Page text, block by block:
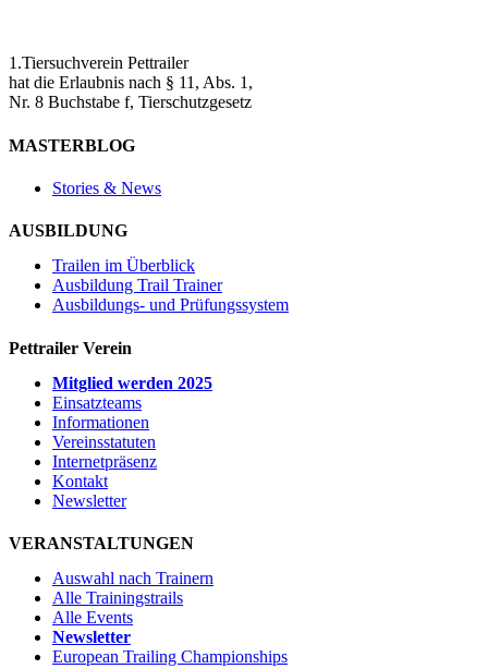
1.Tiersuchverein Pettrailer
hat die Erlaubnis nach § 11, Abs. 1,
Nr. 8 Buchstabe f, Tierschutzgesetz
MASTERBLOG
Stories & News
AUSBILDUNG
Trailen im Überblick
Ausbildung Trail Trainer
Ausbildungs- und Prüfungssystem
Pettrailer Verein
Mitglied werden 2025
Einsatzteams
Informationen
Vereinsstatuten
Internetpräsenz
Kontakt
Newsletter
VERANSTALTUNGEN
Auswahl nach Trainern
Alle Trainingstrails
Alle Events
Newsletter
European Trailing Championships